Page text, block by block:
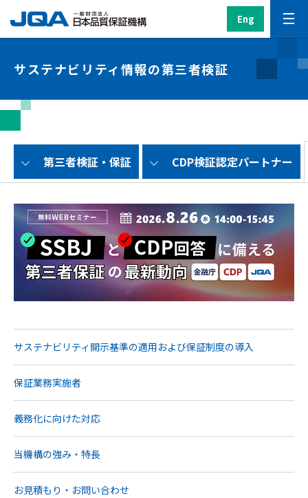
Eng
サステナビリティ情報の第三者検証
第三者検証・保証 CDP検証認定パートナー
サステナビリティ開示基準の適用および保証制度の導入
保証業務実施者
義務化に向けた対応
当機構の強み・特長
お見積もり・お問い合わせ